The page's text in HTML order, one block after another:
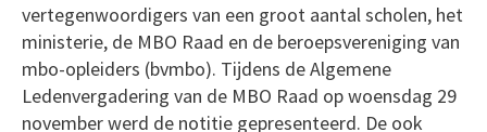
vertegenwoordigers van een groot aantal scholen, het
ministerie, de MBO Raad en de beroepsvereniging van
mbo-opleiders (bvmbo). Tijdens de Algemene
Ledenvergadering van de MBO Raad op woensdag 29
november werd de notitie gepresenteerd. De ook